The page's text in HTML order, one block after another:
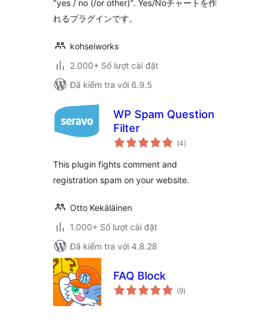
"yes / no (/or other)". Yes/Noチャートを作
れるプラグインです。
kohseiworks
2.000+ Số lượt cài đặt
Đã kiểm tra với 6.9.5
WP Spam Question
Filter
(4tổng
đánh
)
This plugin fights comment and
registration spam on your website.
Otto Kekäläinen
1.000+ Số lượt cài đặt
Đã kiểm tra với 4.8.28
FAQ Block
(9tổng
đánh
)